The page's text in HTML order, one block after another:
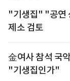
"기생집" "공연
제소 검토
金여사 참석 국
"기생집인가"